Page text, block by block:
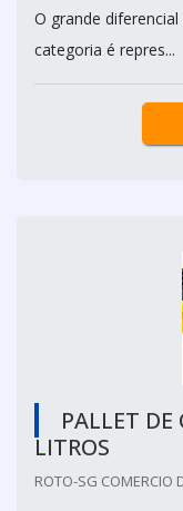
O grande
categoria é repres...
PALLET
LITROS
ROTO-SG COMERCIO